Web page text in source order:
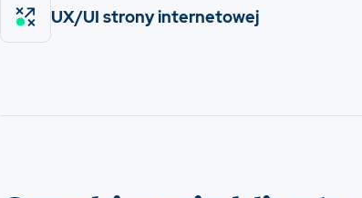
UX/UI strony internetowej